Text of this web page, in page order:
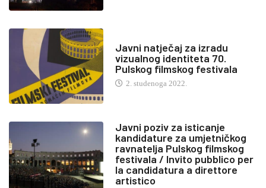
Javni natječaj za izradu
vizualnog identiteta 70.
Pulskog filmskog festivala
2. studenoga 2022.
Javni poziv za isticanje
kandidature za umjetničkog
ravnatelja Pulskog filmskog
festivala / Invito pubblico per
la candidatura a direttore
artistico